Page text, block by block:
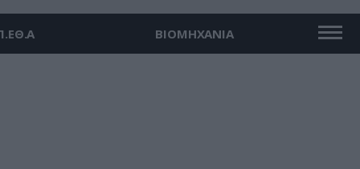
ΒΙΟΜΗΧΑΝΙΑ